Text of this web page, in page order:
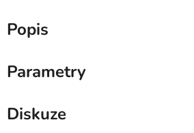
Popis
Parametry
Diskuze